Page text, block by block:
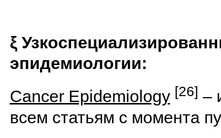
ξ
эпидемиологии:
Cancer Epidemiology [26] –
всем статьям с момента